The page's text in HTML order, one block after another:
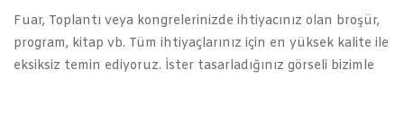
Fuar, Toplantı veya kongrelerinizde ihtiyacınız olan broşür,
program, kitap vb. Tüm ihtiyaçlarınız için en yüksek kalite ile
eksiksiz temin ediyoruz. İster tasarladığınız görseli bizimle